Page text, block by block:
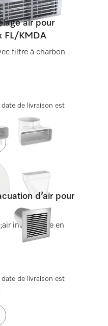
air pour
FL/KMDA
filtre à charbon
de livraison est
d’air pour
individuelle en
de livraison est